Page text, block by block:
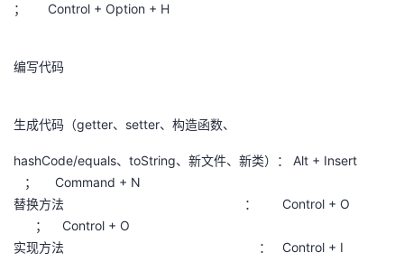
； Control + Option + H
编写代码
生成代码（getter、setter、构造函数、
hashCode/equals、toString、新文件、新类）： Alt + Insert
； Command + N
替换方法 ： Control + O
； Control + O
实现方法 ： Control + I